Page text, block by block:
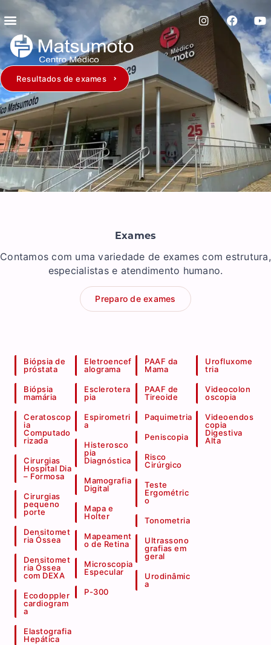
Resultados de exames
Exames
Contamos com uma variedade de exames com estrutura,
especialistas e atendimento humano.
Preparo de exames
Biópsia de
próstata
Biópsia
mamária
Ceratoscop
ia
Computado
rizada
Cirurgias
Hospital Dia
– Formosa
Cirurgias
pequeno
porte
Densitomet
ria Óssea
Densitomet
ria Óssea
com DEXA
Ecodoppler
cardiogram
a
Elastografia
Hepática
Eletroencef
alograma
Esclerotera
pia
Espirometri
a
Histerosco
pia
Diagnóstica
Mamografia
Digital
Mapa e
Holter
Mapeament
o de Retina
Microscopia
Especular
P-300
PAAF da
Mama
PAAF de
Tireoide
Paquimetria
Peniscopia
Risco
Cirúrgico
Teste
Ergométric
o
Tonometria
Ultrassono
grafias em
geral
Urodinâmic
a
Urofluxome
tria
Videocolon
oscopia
Videoendos
copia
Digestiva
Alta